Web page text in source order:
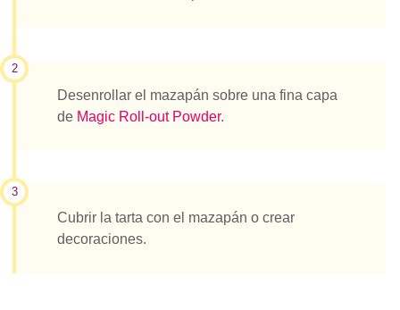
2
Desenrollar el mazapán sobre una fina capa
de Magic Roll-out Powder.
3
Cubrir la tarta con el mazapán o crear
decoraciones.